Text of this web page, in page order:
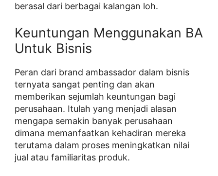
berasal dari berbagai kalangan loh.
Keuntungan Menggunakan BA
Untuk Bisnis
Peran dari brand ambassador dalam bisnis
ternyata sangat penting dan akan
memberikan sejumlah keuntungan bagi
perusahaan. Itulah yang menjadi alasan
mengapa semakin banyak perusahaan
dimana memanfaatkan kehadiran mereka
terutama dalam proses meningkatkan nilai
jual atau familiaritas produk.